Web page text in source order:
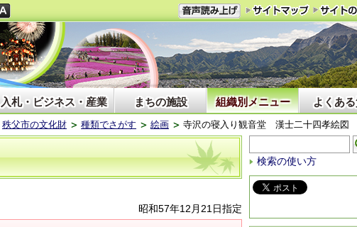
入札・ビジネス・産業 まちの施設 組織別メニュー よくある
秩父市の文化財 種類でさがす 絵画 寺沢の寝入り観音堂 漢士二十四孝絵図
昭和57年12月21日指定
検索の使い方